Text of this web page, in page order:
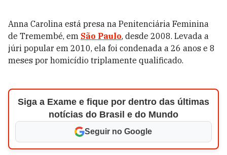
Anna Carolina está presa na Penitenciária Feminina
de Tremembé, em São Paulo, desde 2008. Levada a
júri popular em 2010, ela foi condenada a 26 anos e 8
meses por homicídio triplamente qualificado.
Siga a Exame e fique por dentro das últimas
notícias do Brasil e do Mundo
Seguir no Google